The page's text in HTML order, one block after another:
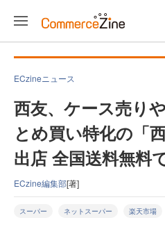
ECzineニュース
西友、ケース売り
とめ買い特化の「
出店 全国送料無料
ECzine編集部[著]
スーパー ネットスーパー 楽天市場